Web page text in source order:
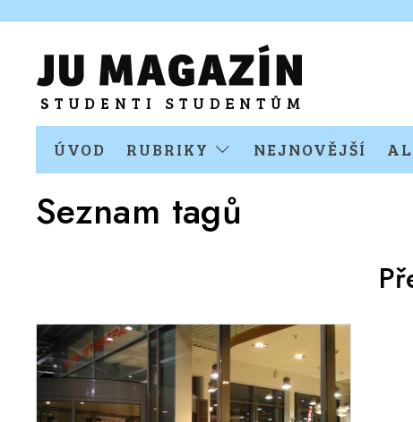
ÚVOD RUBRIKY NEJNOVĚJŠÍ
Seznam tagů